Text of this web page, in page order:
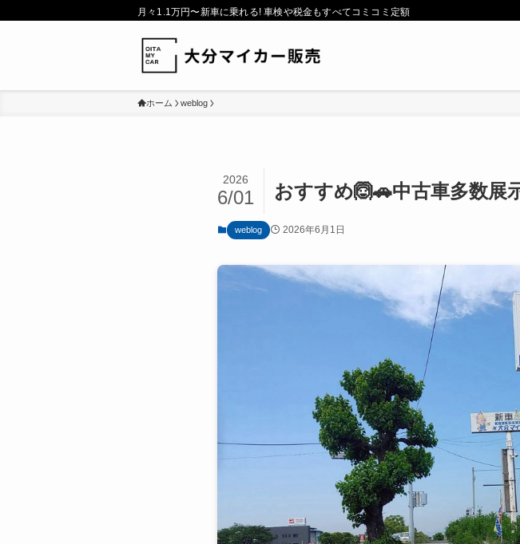
月々1.1万円〜新車に乗れる! 車検や税金もすべてコミコミ定額
ホーム weblog
おすすめ🙆🚗中古車多数
2026
6/01
weblog 2026年6月1日